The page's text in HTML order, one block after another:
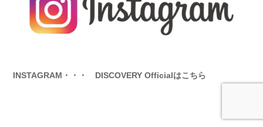
INSTAGRAM・・・ DISCOVERY Officialはこちら